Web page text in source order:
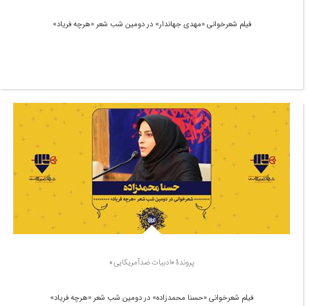
فیلم شعرخوانی «مهدی جهاندار» در دومین شب شعر «هرچه فریاد»
پروندۀ «ادبیات ضدآمریکایی»
فیلم شعرخوانی «حسنا محمدزاده» در دومین شب شعر «هرچه فریاد»